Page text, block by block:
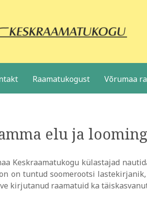
Raamatukogust Võrumaa
elu ja looming
Keskraamatukogu külastajad
on tuntud soomerootsi
kirjutanud raamatuid ka